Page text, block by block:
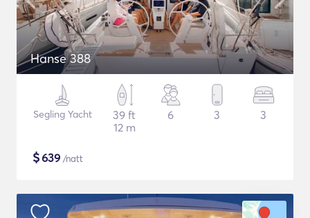
Hanse 388
Segling Yacht
39 ft
12 m
6 3 3
$639 /natt